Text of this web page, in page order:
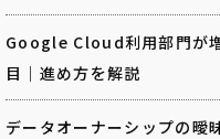
Google Cloud利用部門が
目｜進め方を解説
データオーナーシップの曖